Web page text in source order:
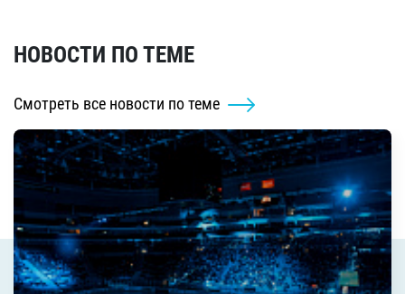
НОВОСТИ ПО ТЕМЕ
Смотреть все новости по теме